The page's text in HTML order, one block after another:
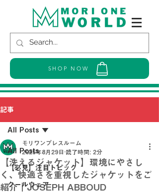
SHOP NOW
記事
All Posts
【必見】注目トピック
クールウェア
All Posts
【洗えるジャケット】環境にやさし
く、快適さを重視したジャケットをご
紹介｜JOSEPH ABBOUD
モリワンプレスルーム
2025年8月29日 読了時間: 2分